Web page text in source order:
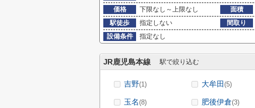
価格
下限なし～上限なし 面積
駅徒歩
指定しない 間取り
設備条件
指定なし
JR鹿児島本線 駅で絞り込む
吉野(1) 大牟田(5)
玉名(8) 肥後伊倉(3)